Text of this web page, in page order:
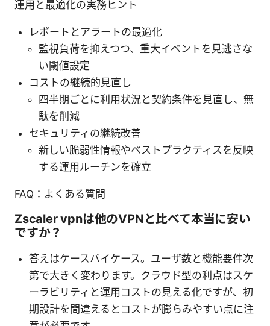
運用と最適化の実務ヒント
レポートとアラートの最適化
監視負荷を抑えつつ、重大イベントを見逃さな
い閾値設定
コストの継続的見直し
四半期ごとに利用状況と契約条件を見直し、無
駄を削減
セキュリティの継続改善
新しい脆弱性情報やベストプラクティスを反映
する運用ルーチンを確立
FAQ：よくある質問
Zscaler vpnは他のVPNと比べて本当に安い
ですか？
答えはケースバイケース。ユーザ数と機能要件次
第で大きく変わります。クラウド型の利点はスケ
ーラビリティと運用コストの見える化ですが、初
期設計を間違えるとコストが膨らみやすい点に注